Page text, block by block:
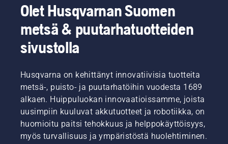
Olet Husqvarnan Suomen
metsä & puutarhatuotteiden
sivustolla
Husqvarna on kehittänyt innovatiivisia tuotteita
metsä-, puisto- ja puutarhatöihin vuodesta 1689
alkaen. Huippuluokan innovaatioissamme, joista
uusimpiin kuuluvat akkutuotteet ja robotiikka, on
huomioitu paitsi tehokkuus ja helppokäyttöisyys,
myös turvallisuus ja ympäristöstä huolehtiminen.